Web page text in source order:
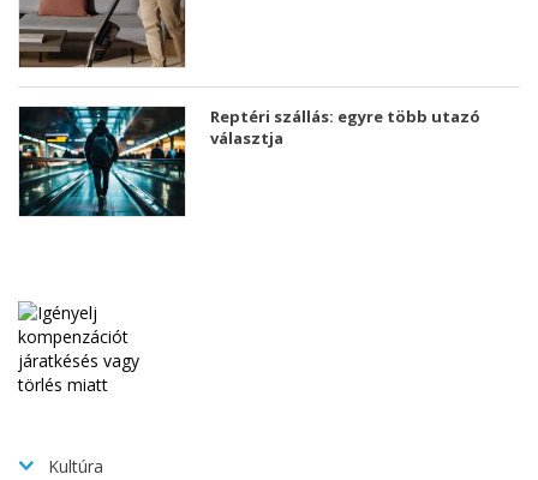
Reptéri szállás: egyre több utazó
választja
Kultúra